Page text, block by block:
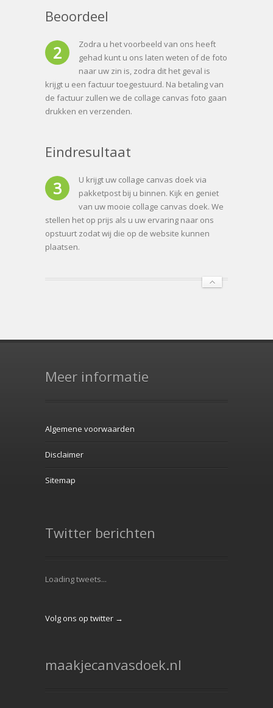
Beoordeel
2
Zodra u het voorbeeld van ons heeft
gehad kunt u ons laten weten of de foto
naar uw zin is, zodra dit het geval is
krijgt u een factuur toegestuurd. Na betaling van
de factuur zullen we de collage canvas foto gaan
drukken en verzenden.
Eindresultaat
3
U krijgt uw collage canvas doek via
pakketpost bij u binnen. Kijk en geniet
van uw mooie collage canvas doek. We
stellen het op prijs als u uw ervaring naar ons
opstuurt zodat wij die op de website kunnen
plaatsen.
Meer informatie
Algemene voorwaarden
Disclaimer
Sitemap
Twitter berichten
Loading tweets...
Volg ons op twitter →
maakjecanvasdoek.nl